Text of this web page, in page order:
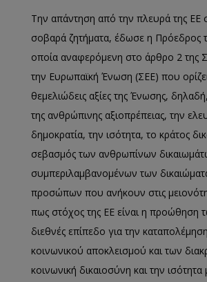
Την απάντηση από την πλευρά της ΕΕ
σοβαρά ζητήματα, έδωσε η Πρόεδρος
οποία αναφερόμενη στο άρθρο 2 της
την Ευρωπαϊκή Ένωση (ΣΕΕ) που ορίζει
θεμελιώδεις αξίες της Ένωσης,
της ανθρώπινης αξιοπρέπειας, την
δημοκρατία, την ισότητα, το κράτος
σεβασμός των ανθρωπίνων
συμπεριλαμβανομένων των
προσώπων που ανήκουν στις
πως στόχος της ΕΕ είναι η προώθηση
διεθνές επίπεδο για την
κοινωνικού αποκλεισμού και των
κοινωνική δικαιοσύνη και την